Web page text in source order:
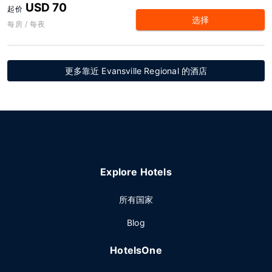
起价 USD 70
每房 / 每夜 选择
更多靠近 Evansville Regional 的酒店
Explore Hotels
所有国家
Blog
HotelsOne